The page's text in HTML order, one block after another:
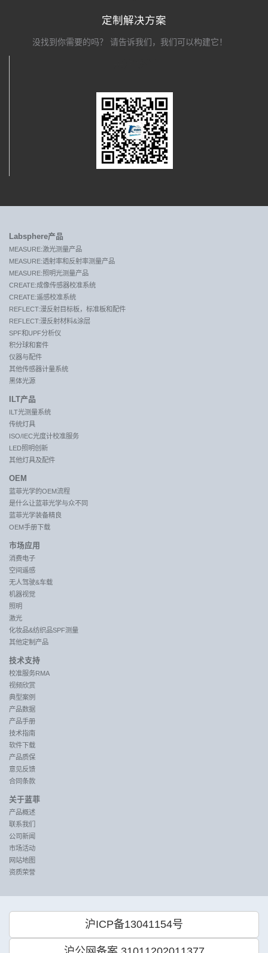
定制解决方案
没找到你需要的吗？ 请告诉我们，我们可以构建它！
Labsphere产品
MEASURE:激光测量产品
MEASURE:透射率和反射率测量产品
MEASURE:照明光测量产品
CREATE:成像传感器校准系统
CREATE:遥感校准系统
REFLECT:漫反射目标板，标准板和配件
REFLECT:漫反射材料&涂层
SPF和UPF分析仪
积分球和套件
仪器与配件
其他传感器计量系统
黑体光源
ILT产品
ILT光测量系统
传统灯具
ISO/IEC光度计校准服务
LED照明创新
其他灯具及配件
OEM
蓝菲光学的OEM流程
是什么让蓝菲光学与众不同
蓝菲光学装备精良
OEM手册下载
市场应用
消费电子
空间遥感
无人驾驶&车载
机器视觉
照明
激光
化妆品&纺织品SPF测量
其他定制产品
技术支持
校准服务RMA
视频欣赏
典型案例
产品数据
产品手册
技术指南
软件下载
产品质保
意见反馈
合同条款
关于蓝菲
产品概述
联系我们
公司新闻
市场活动
网站地图
资质荣誉
沪ICP备13041154号